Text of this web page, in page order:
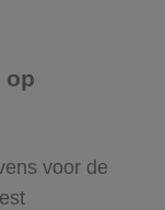
op
voor de